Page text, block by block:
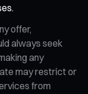
offer,
always seek
any
may restrict or
from